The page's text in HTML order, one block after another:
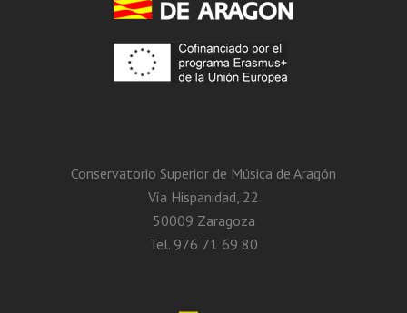
Conservatorio Superior de Música de Aragón
Vía Hispanidad, 22
50009 Zaragoza
Tel. 976 71 69 80